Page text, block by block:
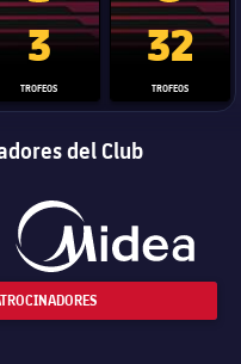
de Campeones
Trofeo del Mundial de
3
TROFEOS
Copa del
32
TROFEOS
del Club